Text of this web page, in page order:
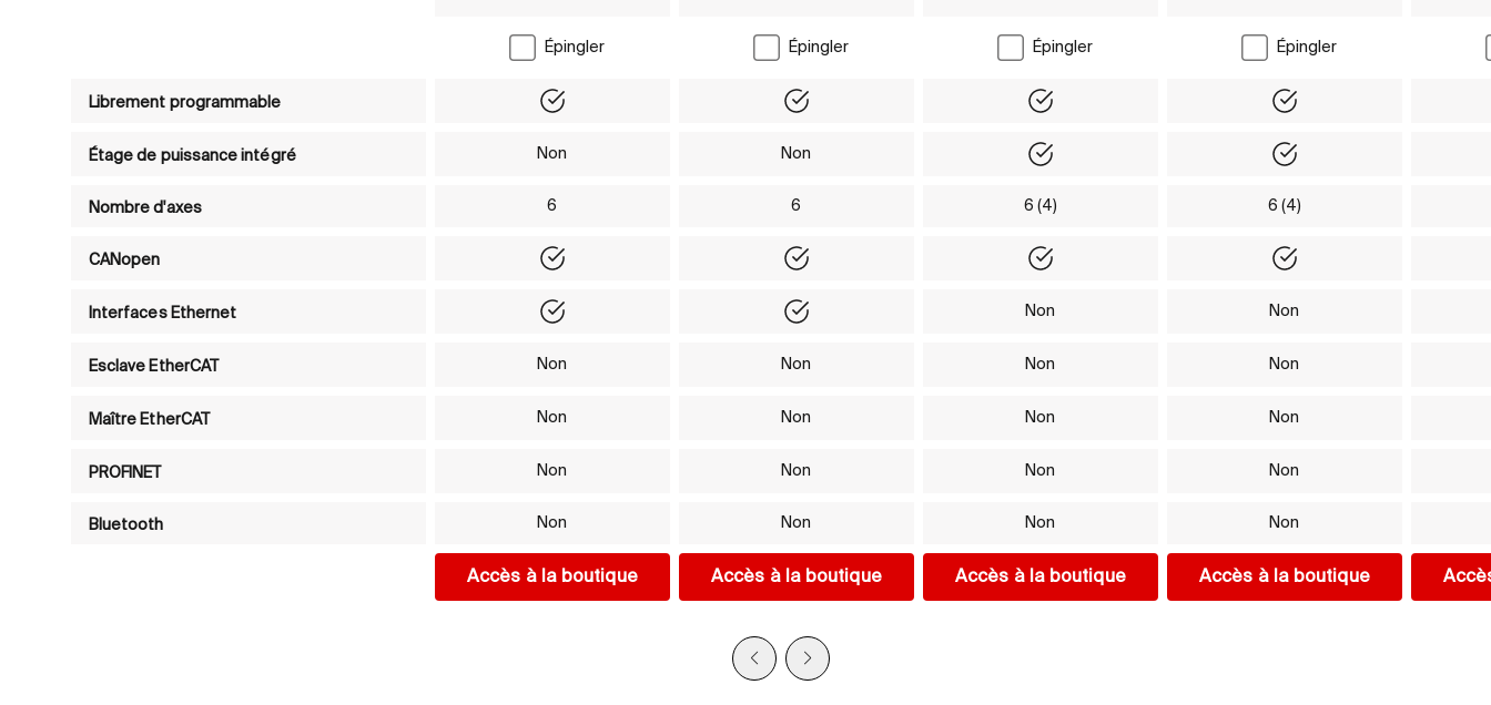
Tableau comparatif des produits - Commandes de mouvement
Épingler Épingler Épingler Épingler
Librement programmable
Étage de puissance intégré
Non
Non
Nombre d'axes
6 6 6 (4) 6 (4)
CANopen
Interfaces Ethernet
Non Non
Esclave EtherCAT Non Non Non Non
Maître EtherCAT Non Non Non Non
PROFINET Non Non Non Non
Bluetooth Non Non Non Non
Accès à la boutique Accès à la boutique Accès à la boutique Accès à la boutique